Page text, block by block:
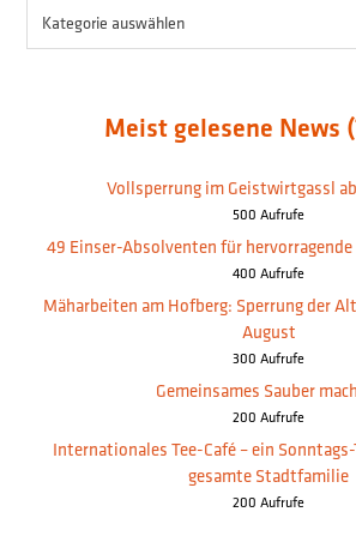
Meist gelesene News
Vollsperrung im Geistwirtgassl
500 Aufrufe
49 Einser-Absolventen für
400 Aufrufe
Mäharbeiten am Hofberg: Sperrung der
August
300 Aufrufe
Gemeinsames Sauber
200 Aufrufe
Internationales Tee-Café – ein
gesamte Stadtfamilie
200 Aufrufe